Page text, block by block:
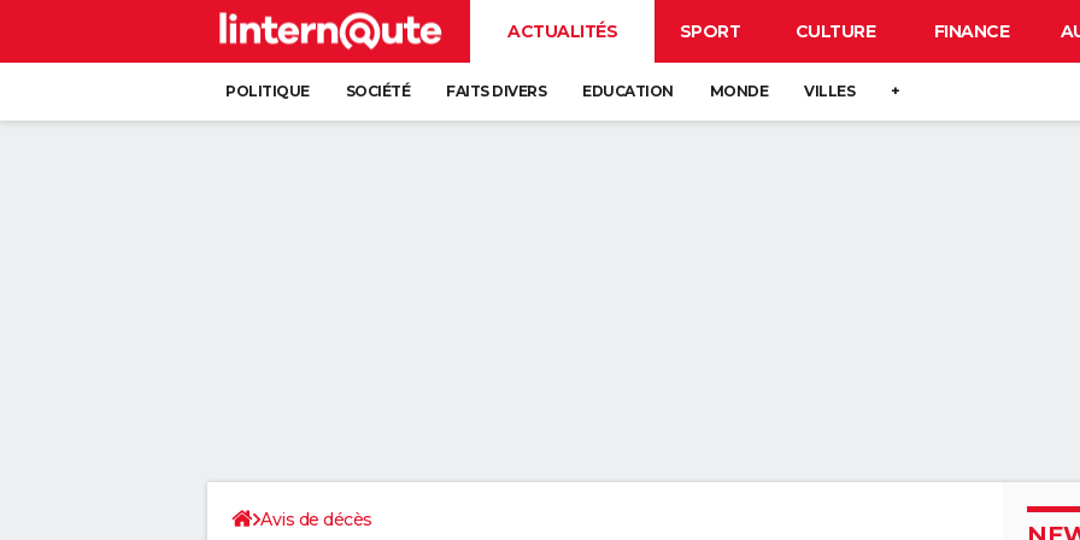
ACTUALITÉS SPORT CULTURE FINANCE
POLITIQUE SOCIÉTÉ FAITS DIVERS EDUCATION MONDE VILLES +
Avis de décès